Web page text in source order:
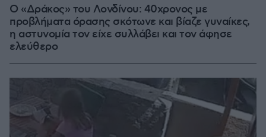
Ο «Δράκος» του Λονδίνου: 40χρονος με
προβλήματα όρασης σκότωνε και βίαζε γυναίκες,
η αστυνομία τον είχε συλλάβει και τον άφησε
ελεύθερο